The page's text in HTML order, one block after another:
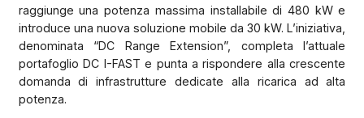
raggiunge una potenza massima installabile di 480 kW e
introduce una nuova soluzione mobile da 30 kW. L’iniziativa,
denominata “DC Range Extension”, completa l’attuale
portafoglio DC I-FAST e punta a rispondere alla crescente
domanda di infrastrutture dedicate alla ricarica ad alta
potenza.